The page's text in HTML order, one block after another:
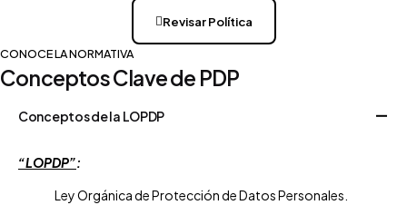
Revisar Política
CONOCE LA NORMATIVA
Conceptos Clave de PDP
Conceptos de la LOPDP
“LOPDP”:
Ley Orgánica de Protección de Datos Personales.